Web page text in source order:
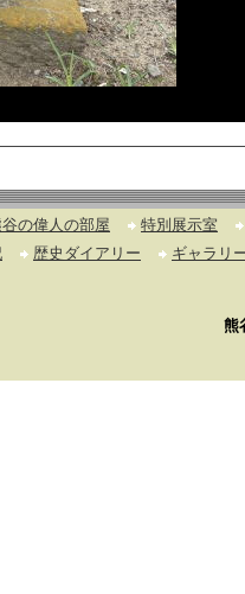
谷の偉人の部屋
特別展示室
歴史ダイアリー
ギャラリ
熊